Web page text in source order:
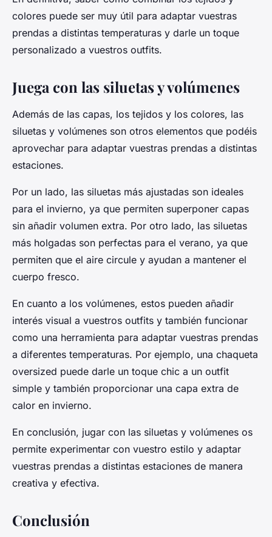
colores puede ser muy útil para adaptar vuestras
prendas a distintas temperaturas y darle un toque
personalizado a vuestros outfits.
Juega con las siluetas y volúmenes
Además de las capas, los tejidos y los colores, las
siluetas y volúmenes son otros elementos que podéis
aprovechar para adaptar vuestras prendas a distintas
estaciones.
Por un lado, las siluetas más ajustadas son ideales
para el invierno, ya que permiten superponer capas
sin añadir volumen extra. Por otro lado, las siluetas
más holgadas son perfectas para el verano, ya que
permiten que el aire circule y ayudan a mantener el
cuerpo fresco.
En cuanto a los volúmenes, estos pueden añadir
interés visual a vuestros outfits y también funcionar
como una herramienta para adaptar vuestras prendas
a diferentes temperaturas. Por ejemplo, una chaqueta
oversized puede darle un toque chic a un outfit
simple y también proporcionar una capa extra de
calor en invierno.
En conclusión, jugar con las siluetas y volúmenes os
permite experimentar con vuestro estilo y adaptar
vuestras prendas a distintas estaciones de manera
creativa y efectiva.
Conclusión